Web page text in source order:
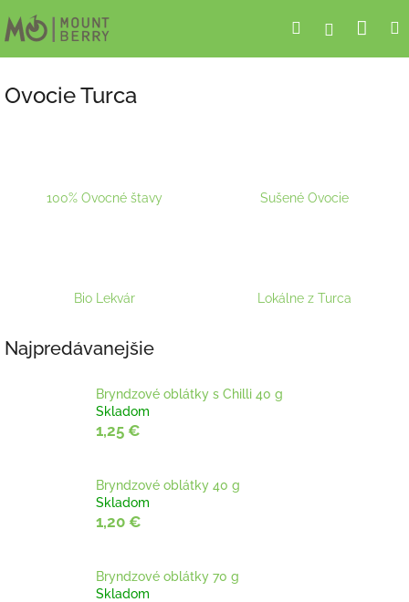
na
obsah
Hľadať
Ovocie Turca
100% Ovocné štavy Sušené Ovocie
Bio Lekvár Lokálne z Turca
Najpredávanejšie
Bryndzové oblátky s Chilli 40 g
Skladom
1,25 €
Bryndzové oblátky 40 g
Skladom
1,20 €
Bryndzové oblátky 70 g
Skladom